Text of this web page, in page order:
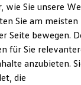
Sie unsere
Sie am meisten
Seite bewegen.
für Sie
anzubieten.
die